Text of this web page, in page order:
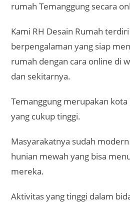
rumah Temanggung secara
Kami RH Desain Rumah
berpengalaman yang siap
rumah dengan cara online di
dan sekitarnya.
Temanggung merupakan
yang cukup tinggi.
Masyarakatnya sudah
hunian mewah yang bisa
mereka.
Aktivitas yang tinggi dalam